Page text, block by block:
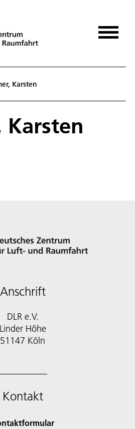
Karsten
Karsten
Anschrift
DLR e.V.
Linder Höhe
51147 Köln
Kontakt